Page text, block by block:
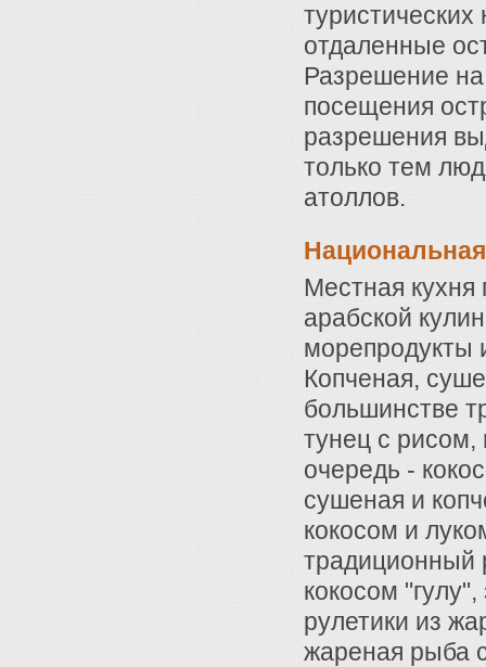
отдаленные
Разрешение
посещения
разрешения
только тем
атоллов.
Местная кухня
арабской
морепродукты
Копченая,
большинстве
тунец с
очередь -
сушеная и
кокосом и
традиционный
кокосом
рулетики из
жареная рыба